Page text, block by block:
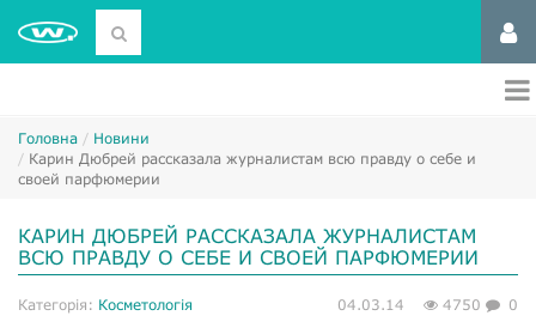
Головна
Новини
Карин Дюбрей рассказала журналистам всю правду о себе и
своей парфюмерии
КАРИН ДЮБРЕЙ РАССКАЗАЛА ЖУРНАЛИСТАМ
ВСЮ ПРАВДУ О СЕБЕ И СВОЕЙ ПАРФЮМЕРИИ
Категорія: Косметологія 04.03.14 4750 0